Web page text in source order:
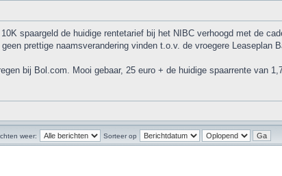
spaargeld de huidige rentetarief bij het NIBC verhoogd met de
prettige naamsverandering vinden t.o.v. de vroegere Leaseplan
bij Bol.com. Mooi gebaar, 25 euro + de huidige spaarrente van
weer: Sorteer op